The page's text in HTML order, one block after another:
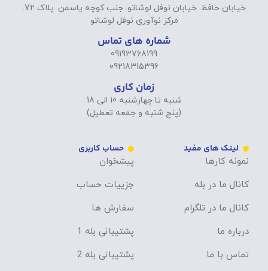
خیابان حافظ. خیابان نوفل لوشاتو. جنب کوچه یاسمن. پلاک 72.
مرکز نوآوری نوفل لوشاتو
شماره های تماس
09193768199
09218315396
زمان کاری
شنبه تا چهارشنبه 10 الی 18
(پنج شنبه و جمعه تعطیل)
لینک های مفید
نمونه کارها
کانال ما در بله
کانال ما در تلگرام
درباره ما
تماس با ما
حساب کاربری
پیشخوان
جزییات حساب
سفارش ها
پشتیبانی بله 1
پشتیبانی بله 2